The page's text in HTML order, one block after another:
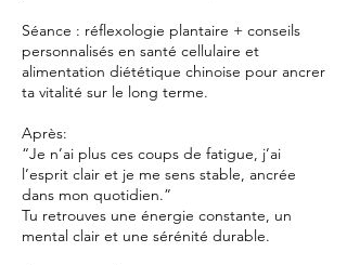
Séance : réflexologie plantaire + conseils
personnalisés en santé cellulaire et
alimentation diététique chinoise pour ancrer
ta vitalité sur le long terme.
Après:
“Je n’ai plus ces coups de fatigue, j’ai
l’esprit clair et je me sens stable, ancrée
dans mon quotidien.”
Tu retrouves une énergie constante, un
mental clair et une sérénité durable.